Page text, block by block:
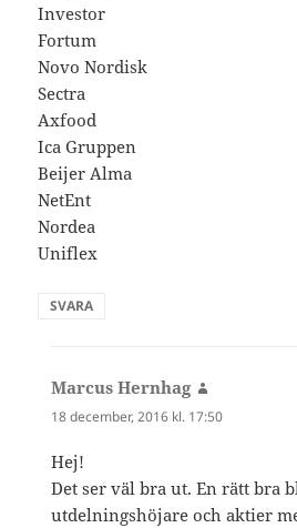
Investor
Fortum
Novo Nordisk
Sectra
Axfood
Ica Gruppen
Beijer Alma
NetEnt
Nordea
Uniflex
SVARA
Marcus Hernhag
18 december, 2016 kl. 17:50
Hej!
Det ser väl bra ut. En rätt bra
utdelningshöjare och aktier